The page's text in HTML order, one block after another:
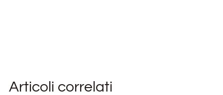
Articoli correlati